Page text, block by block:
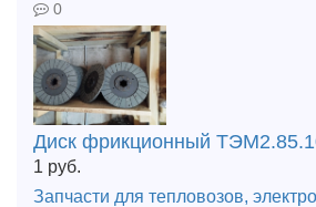
0
Диск фрикционный
1 руб.
Запчасти для тепловозов,